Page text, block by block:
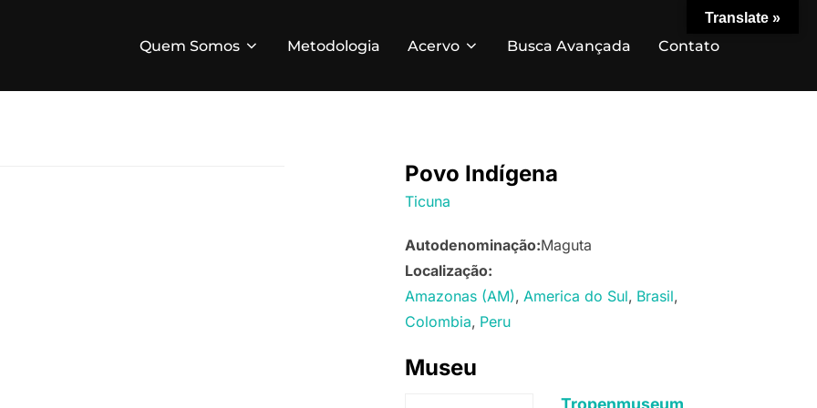
Quem Somos Metodologia Acervo Busca Avançada Contato
Povo Indígena
Ticuna
Autodenominação:Maguta
Localização:
Amazonas (AM) America do Sul Brasil
Colombia Peru
Museu
Tropenmuseum
Translate »